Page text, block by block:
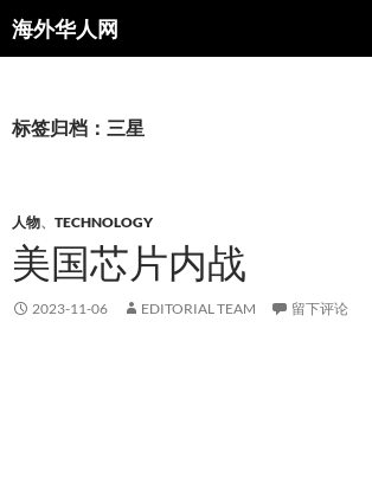
海外华人网
搜
索
文
标签归档：三星
人物、 TECHNOLOGY
美国芯片内战
2023-11-06 EDITORIAL TEAM 留下评论